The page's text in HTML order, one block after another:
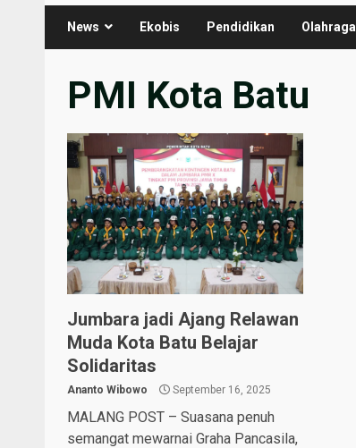
News Ekobis Pendidikan Olahraga
PMI Kota Batu
Jumbara jadi Ajang Relawan
Muda Kota Batu Belajar
Solidaritas
Ananto Wibowo September 16, 2025
MALANG POST – Suasana penuh
semangat mewarnai Graha Pancasila,